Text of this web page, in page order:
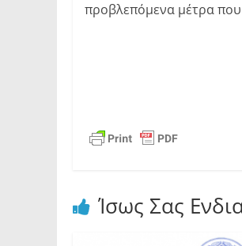
προβλεπόμενα μέτρα
Ίσως Σας